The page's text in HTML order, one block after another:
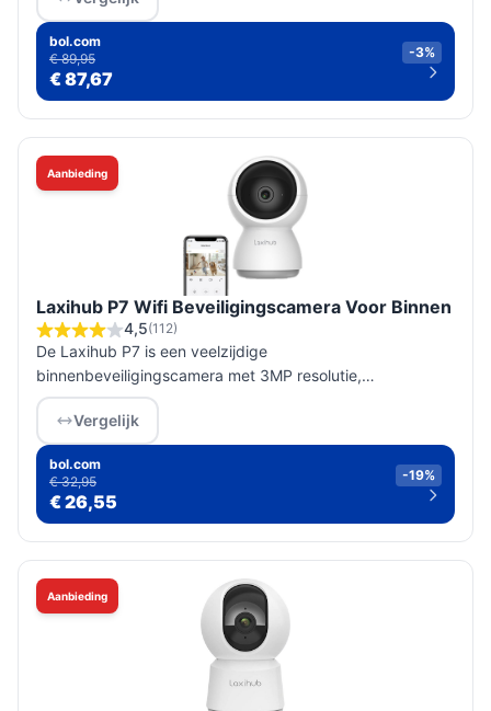
bol.com
€ 89,95
€ 87,67
-3%
Aanbieding
Laxihub P7 Wifi Beveiligingscamera Voor Binnen
4,5(112)
De Laxihub P7 is een veelzijdige
binnenbeveiligingscamera met 3MP resolutie,
bewegingsdetectie en geen maandelijkse kosten, perfect
voor het bewaken van huisdieren en kinderen.
Vergelijk
bol.com
€ 32,95
€ 26,55
-19%
Aanbieding